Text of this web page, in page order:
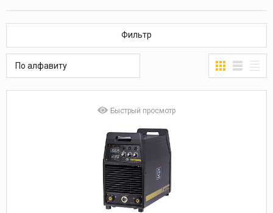
Фильтр
По алфавиту
Быстрый просмотр